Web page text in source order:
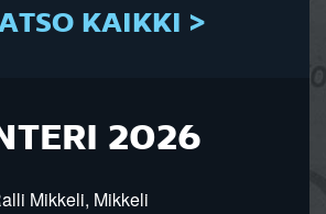
KAIKKI >
2026
Mikkeli, Mikkeli